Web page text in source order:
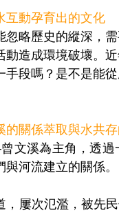
互動孕育出的文化
忽略歷史的縱深，
動造成環境破壞。
手段嗎？是不是能
的關係萃取與水共
文溪為主角，透
河流建立的關係。
，屢次氾濫，被先